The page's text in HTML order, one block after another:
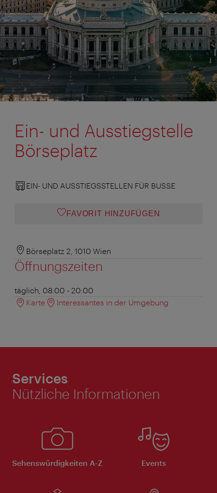
Ein- und Ausstiegstelle
Börseplatz
EIN- UND AUSSTIEGSSTELLEN FÜR BUSSE
FAVORIT HINZUFÜGEN
Börseplatz 2, 1010 Wien
Öffnungszeiten
täglich, 08:00 - 20:00
Karte
Interessantes in der Umgebung
Services
Nützliche Informationen
Sehenswürdigkeiten A-Z Events